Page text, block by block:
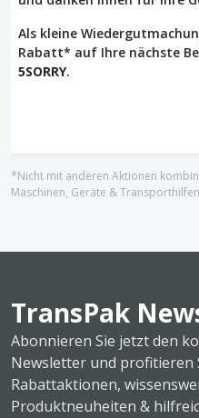
Als kleine
Rabatt* auf Ihre nächste
5SORRY.
*Nicht mit anderen Aktionen
Maschinen, Geräte &
TransPak
Abonnieren Sie jetzt den
Newsletter und profitieren
Rabattaktionen,
Produktneuheiten &